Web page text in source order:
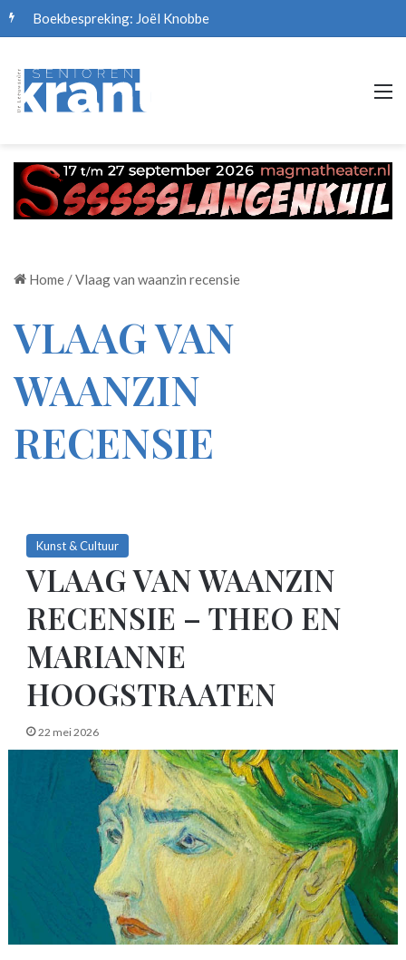
Boekbespreking: Joël Knobbe
Home /Vlaag van waanzin recensie
VLAAG VAN
WAANZIN
RECENSIE
Kunst & Cultuur
VLAAG VAN WAANZIN
RECENSIE – THEO EN
MARIANNE
HOOGSTRAATEN
22 mei 2026